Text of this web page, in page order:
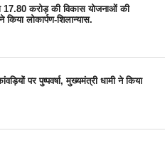
17.80 करोड़ की विकास योजनाओं की
किया लोकार्पण-शिलान्यास.
पर पुष्पवर्षा, मुख्यमंत्री धामी ने किया